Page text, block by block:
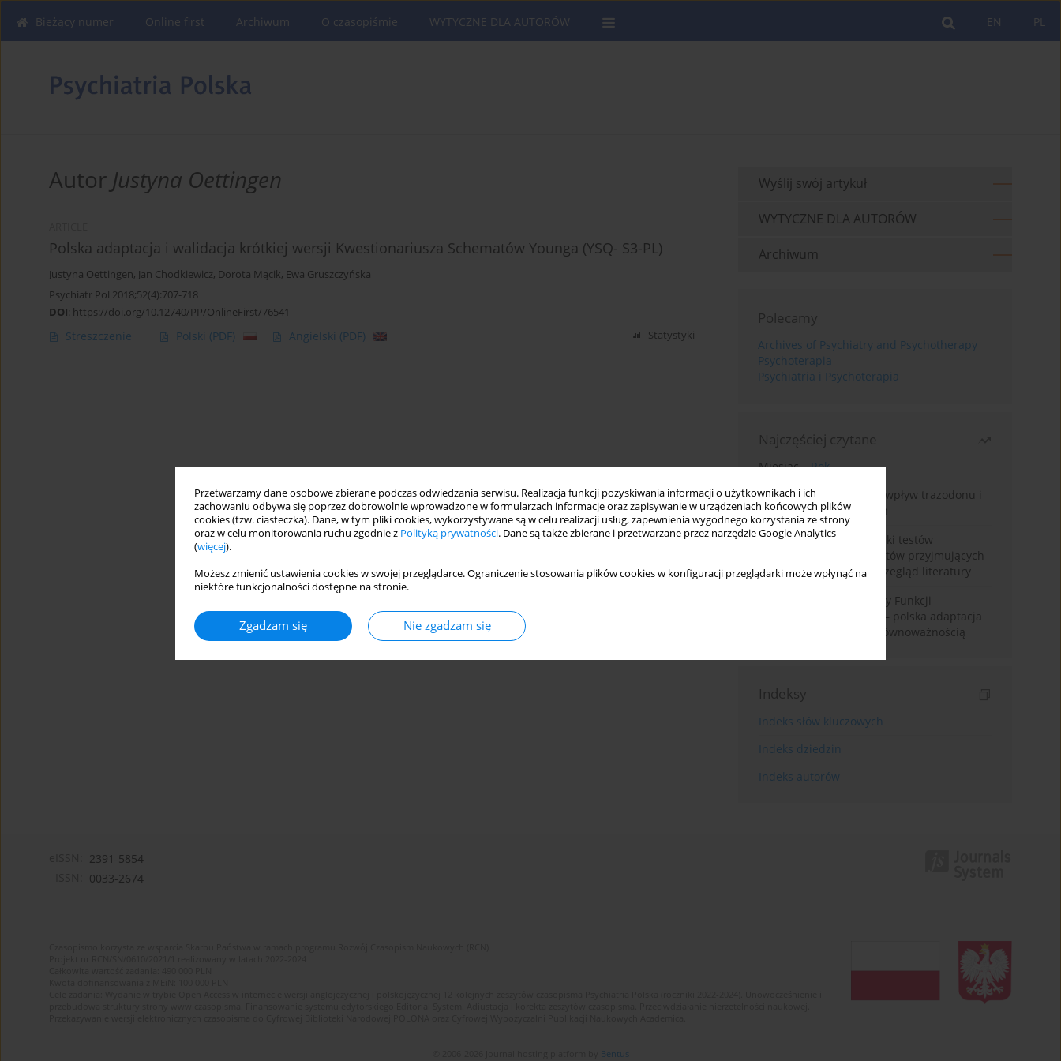
Przetwarzamy dane osobowe zbierane podczas odwiedzania serwisu. Realizacja funkcji pozyskiwania informacji o użytkownikach i ich
zachowaniu odbywa się poprzez dobrowolnie wprowadzone w formularzach informacje oraz zapisywanie w urządzeniach końcowych plików
cookies (tzw. ciasteczka). Dane, w tym pliki cookies, wykorzystywane są w celu realizacji usług, zapewnienia wygodnego korzystania ze strony
oraz w celu monitorowania ruchu zgodnie z Polityką prywatności. Dane są także zbierane i przetwarzane przez narzędzie Google Analytics
(więcej).
Możesz zmienić ustawienia cookies w swojej przeglądarce. Ograniczenie stosowania plików cookies w konfiguracji przeglądarki może wpłynąć na
niektóre funkcjonalności dostępne na stronie.
Zgadzam się Nie zgadzam się
PL
EN
Bieżący numer Online first Archiwum O czasopiśmie WYTYCZNE DLA AUTORÓW
Autor Justyna Oettingen
Polska adaptacja i walidacja krótkiej wersji Kwestionariusza Schematów Younga (YSQ- S3-PL)
Justyna Oettingen, Jan Chodkiewicz, Dorota Mącik, Ewa Gruszczyńska
Psychiatr Pol 2018;52(4):707-718
DOI: https://doi.org/10.12740/PP/OnlineFirst/76541
Streszczenie Polski (PDF) Angielski (PDF) Statystyki
Wyślij swój artykuł
WYTYCZNE DLA AUTORÓW
Archiwum
Polecamy
Archives of Psychiatry and Psychotherapy
Psychoterapia
Psychiatria i Psychoterapia
Najczęściej czytane
Miesiąc
Rok
Leczenie bezsenności – wpływ trazodonu i
leków nasennych na sen
Fałszywie dodatnie wyniki testów
narkotykowych u pacjentów przyjmujących
leki psychotropowe – przegląd literatury
Montrealska Skala Oceny Funkcji
Poznawczych MoCA 7.2.– polska adaptacja
metody i badania nad równoważnością
Indeksy
Indeks słów kluczowych
Indeks dziedzin
Indeks autorów
2391-5854
0033-2674
Bentus